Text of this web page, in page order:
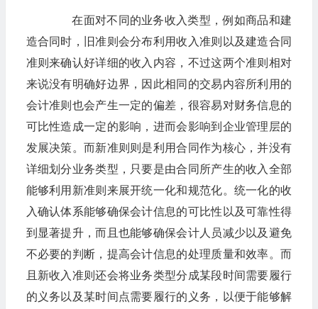
在面对不同的业务收入类型，例如商品和建
造合同时，旧准则会分布利用收入准则以及建造合同
准则来确认好详细的收入内容，不过这两个准则相对
来说没有明确好边界，因此相同的交易内容所利用的
会计准则也会产生一定的偏差，很容易对财务信息的
可比性造成一定的影响，进而会影响到企业管理层的
发展决策。而新准则则是利用合同作为核心，并没有
详细划分业务类型，只要是由合同所产生的收入全部
能够利用新准则来展开统一化和规范化。统一化的收
入确认体系能够确保会计信息的可比性以及可靠性得
到显著提升，而且也能够确保会计人员减少以及避免
不必要的判断，提高会计信息的处理质量和效率。而
且新收入准则还会将业务类型分成某段时间需要履行
的义务以及某时间点需要履行的义务，以便于能够解